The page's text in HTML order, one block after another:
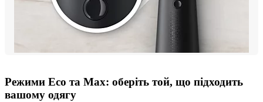
Режими Eco та Max: оберіть той, що підходить
вашому одягу